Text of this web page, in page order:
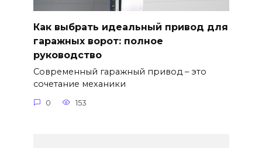
Как выбрать идеальный привод для
гаражных ворот: полное
руководство
Современный гаражный привод – это
сочетание механики
0 153